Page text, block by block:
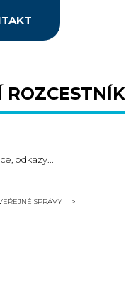
ROZCESTNÍK
odkazy...
SPRÁVY